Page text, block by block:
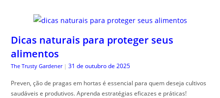
Dicas naturais para proteger seus
alimentos
The Trusty Gardener | 31 de outubro de 2025
Preven, ção de pragas em hortas é essencial para quem deseja cultivos
saudáveis e produtivos. Aprenda estratégias eficazes e práticas!